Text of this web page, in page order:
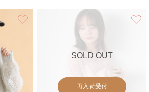
SOLD OUT
再入荷受付